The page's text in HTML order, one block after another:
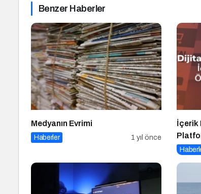
Benzer Haberler
Medyanın Evrimi
Haberler 1 yıl önce
İçerik